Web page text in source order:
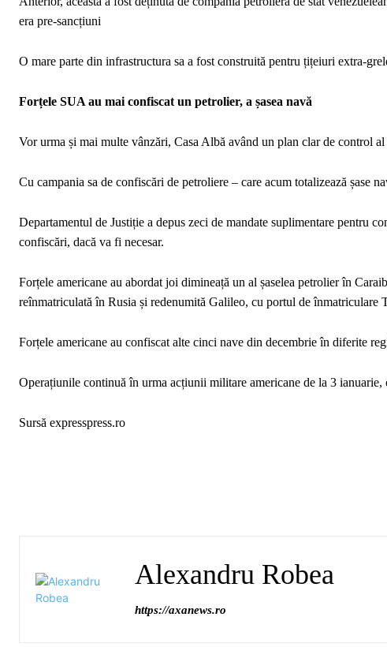
era pre-sancțiuni
O mare parte din infrastructura sa a fost construită pentru țițeiuri extra-
Forțele SUA au mai confiscat un petrolier, a șasea navă
Vor urma și mai multe vânzări, Casa Albă având un plan clar de control
Cu campania sa de confiscări de petroliere – care acum totalizează șase
Departamentul de Justiție a depus zeci de mandate suplimentare pentru
confiscări, dacă va fi necesar.
Forțele americane au abordat joi dimineață un al șaselea petrolier în
reînmatriculată în Rusia și redenumită Galileo, cu portul de înmatriculare
Forțele americane au confiscat alte cinci nave din decembrie în diferite
Operațiunile continuă în urma acțiunii militare americane de la 3
Sursă expresspress.ro
Alexandru Robea
https://axanews.ro